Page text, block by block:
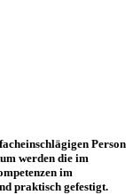
Person
werden die im
im
praktisch gefestigt.